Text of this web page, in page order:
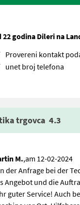
22 godina Dileri na
Provereni kontakt
unet broj telefona
trgovca 4.3
M.,am 12-02-2024
der Anfrage bei der
Angebot und die
guter Service! Auch